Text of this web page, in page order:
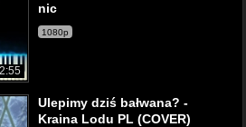
nic
1080p
Ulepimy dziś bałwana? -
Kraina Lodu PL (COVER)